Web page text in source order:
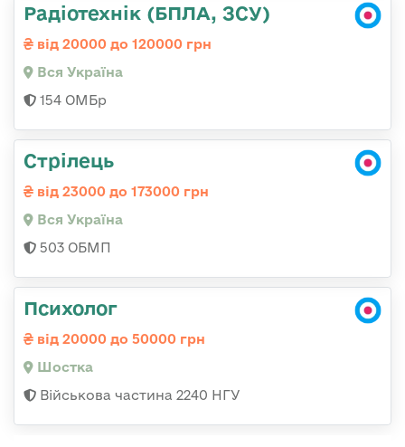
Радіотехнік (БПЛА, ЗСУ)
від 20000 до 120000 грн
Вся Україна
154 ОМБр
Стрілець
від 23000 до 173000 грн
Вся Україна
503 ОБМП
Психолог
від 20000 до 50000 грн
Шостка
Військова частина 2240 НГУ